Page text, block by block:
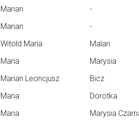
Marian -
Marian -
Witold Maria Malan
Maria Marysia
Marian Leoncjusz Bicz
Maria Dorotka
Maria Marysia